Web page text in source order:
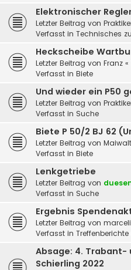
Elektronischer
Letzter Beitrag von
Verfasst in Technisches
Heckscheibe
Letzter Beitrag von Franz «
Verfasst in Biete
Und wieder ein P50
Letzter Beitrag von
Verfasst in Suche
Biete P 50/2 BJ 62
Letzter Beitrag von Maiwalt
Verfasst in Biete
Lenkgetriebe
Letzter Beitrag von
Verfasst in Suche
Ergebnis
Letzter Beitrag von
Verfasst in
Absage: 4. Trabant-
Schierling 2022